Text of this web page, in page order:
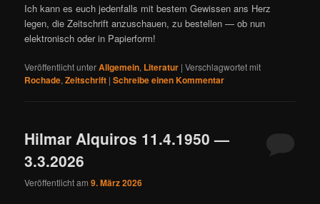
Ich kann es euch jedenfalls mit bestem Gewissen ans Herz
legen, die Zeitschrift anzuschauen, zu bestellen — ob nun
elektronisch oder in Papierform!
Veröffentlicht unterAllgemein, Literatur |Verschlagwortet mit
Rochade,Zeitschrift |Schreibe einen Kommentar
Hilmar Alquiros 11.4.1950 —
3.3.2026
Veröffentlicht am9. März 2026